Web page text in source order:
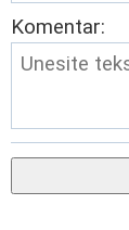
Komentar: